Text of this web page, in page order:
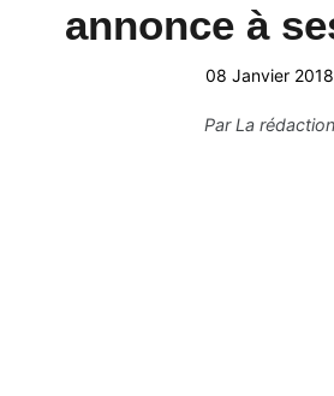
annonce à
08 Janvier 2018
ParLa rédaction